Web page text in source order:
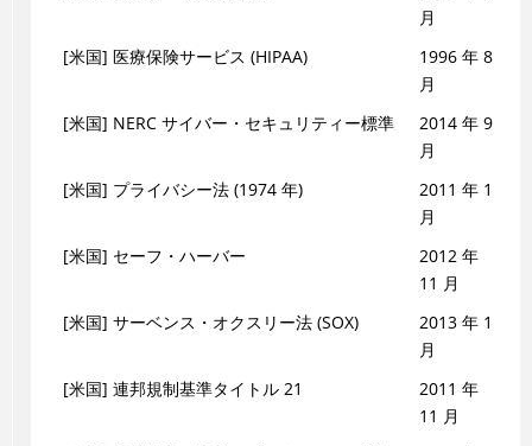
月
[米国] 医療保険サービス (HIPAA)
1996 年 8
月
[米国] NERC サイバー・セキュリティー標準
2014 年 9
月
[米国] プライバシー法 (1974 年)
2011 年 1
月
[米国] セーフ・ハーバー
2012 年
11 月
[米国] サーベンス・オクスリー法 (SOX)
2013 年 1
月
[米国] 連邦規制基準タイトル 21
2011 年
11 月